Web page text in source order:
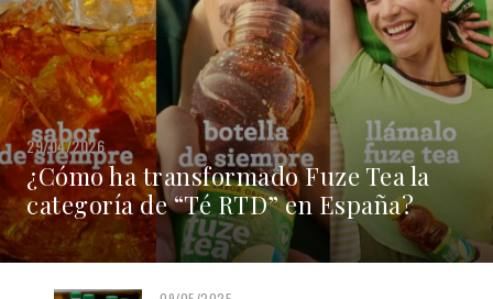
29/04/2026
¿Cómo ha transformado Fuze Tea la
categoría de “Té RTD” en España?